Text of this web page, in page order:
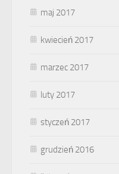
maj 2017
kwiecień 2017
marzec 2017
luty 2017
styczeń 2017
grudzień 2016